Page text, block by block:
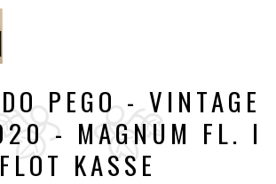
PEGO - VINTAGE
- MAGNUM FL. I
FLOT KASSE